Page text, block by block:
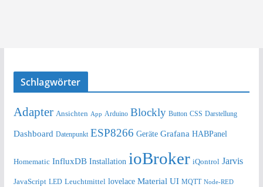
Schlagwörter
Adapter Ansichten App Arduino Blockly Button CSS Darstellung
Dashboard Datenpunkt ESP8266 Geräte Grafana HABPanel
Homematic InfluxDB Installation ioBroker iQontrol Jarvis
JavaScript LED Leuchtmittel lovelace Material UI MQTT Node-RED